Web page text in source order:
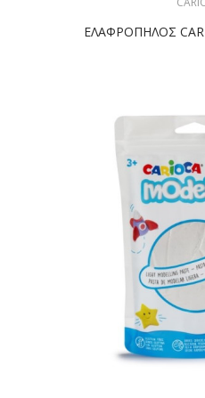
ΕΛΑΦΡΟΠΗΛΟΣ